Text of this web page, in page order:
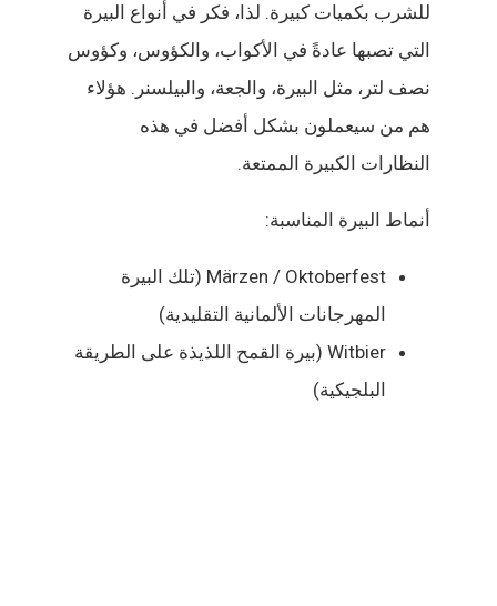
للشرب بكميات كبيرة. لذا، فكر في أنواع البيرة
التي تصبها عادةً في الأكواب، والكؤوس، وكؤوس
نصف لتر، مثل البيرة، والجعة، والبيلسنر. هؤلاء
هم من سيعملون بشكل أفضل في هذه
النظارات الكبيرة الممتعة.
أنماط البيرة المناسبة:
Märzen / Oktoberfest (تلك البيرة
المهرجانات الألمانية التقليدية)
Witbier (بيرة القمح اللذيذة على الطريقة
البلجيكية)